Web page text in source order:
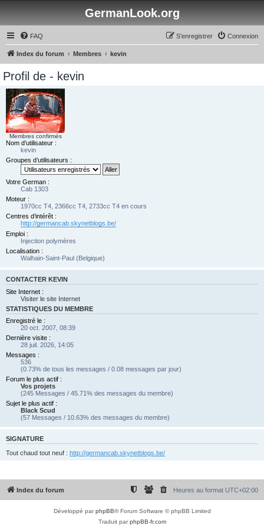
GermanLook.org
FAQ Connexion
S’enregistrer
Index du forum Membres kevin
Profil de - kevin
Membres confirmés
Nom d’utilisateur :
kevin
Groupes d’utilisateurs :
Votre German :
Cab 1303
Moteur :
1970cc T4, 2366cc T4, 2733cc T4 en cours
Centres d’intérêt :
http://germancab.skynetblogs.be/
Emploi :
Injection polymères
Localisation :
Walhain-Saint-Paul (Belgique)
CONTACTER KEVIN
Site Internet :
Visiter le site Internet
STATISTIQUES DU MEMBRE
Enregistré le :
20 oct. 2007, 08:39
Dernière visite :
28 juil. 2026, 14:05
Messages :
536
(0.73% de tous les messages / 0.08 messages par jour)
Forum le plus actif :
Vos projets
(245 Messages / 45.71% des messages du membre)
Sujet le plus actif :
Black Scud
(57 Messages / 10.63% des messages du membre)
SIGNATURE
Tout chaud tout neuf : http://germancab.skynetblogs.be/
Index du forum Heures au format UTC+02:00
Développé parphpBB® Forum Software © phpBB Limited
Traduit parphpBB-fr.com